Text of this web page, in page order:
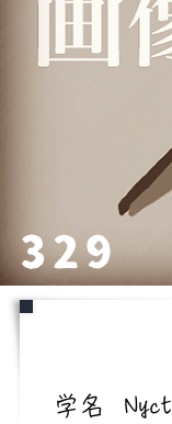
329
学名